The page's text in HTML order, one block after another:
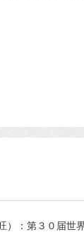
第３０届世